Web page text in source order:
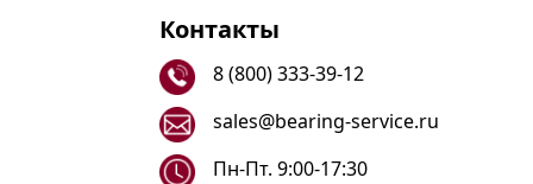
Контакты
8 (800) 333-39-12
sales@bearing-service.ru
Пн-Пт. 9:00-17:30